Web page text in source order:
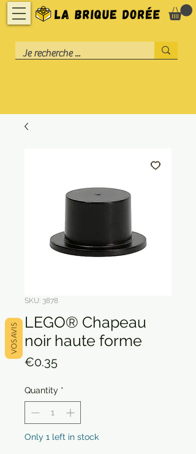
SKU: 3878
LEGO® Chapeau
noir haute forme
€0.35Price
Quantity *
Only 1 left in stock
VOS AVIS